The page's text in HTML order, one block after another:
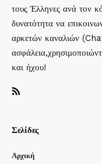
τους Έλληνες ανά τον
δυνατότητα να
αρκετών καναλιών
και ήχου!
Σελίδες
Αρχική